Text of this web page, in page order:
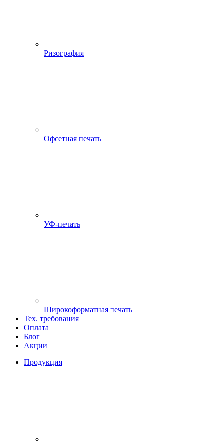
Ризография
Офсетная печать
УФ-печать
Широкоформатная печать
Тех. требования
Оплата
Блог
Акции
Продукция